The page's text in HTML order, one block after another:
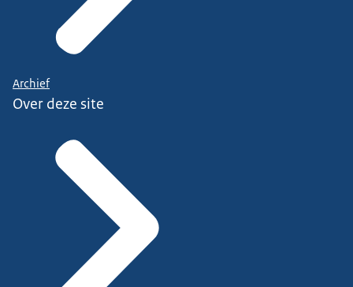
Archief
Over deze site